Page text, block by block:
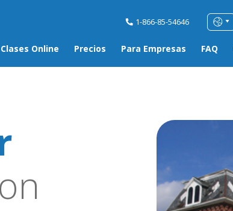
1-866-85-54646
Clases Online Precios Para Empresas FAQ